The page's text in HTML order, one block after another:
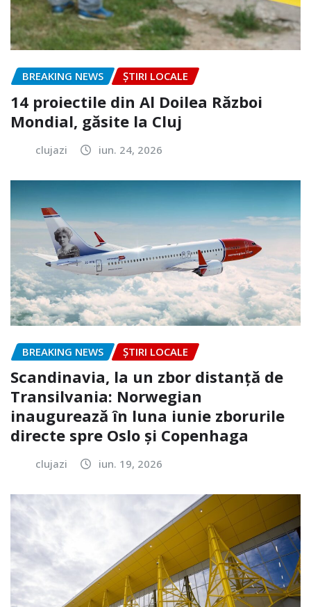
BREAKING NEWS ȘTIRI LOCALE
14 proiectile din Al Doilea Război
Mondial, găsite la Cluj
clujazi iun. 24, 2026
BREAKING NEWS ȘTIRI LOCALE
Scandinavia, la un zbor distanță de
Transilvania: Norwegian
inaugurează în luna iunie zborurile
directe spre Oslo și Copenhaga
clujazi iun. 19, 2026